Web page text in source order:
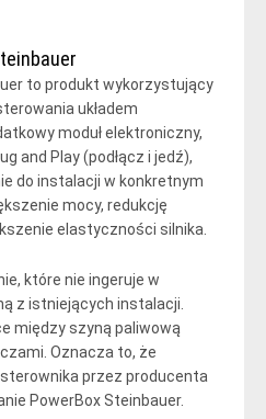
to produkt wykorzystujący
układem
moduł elektroniczny,
and Play (podłącz i jedź),
do instalacji w konkretnym
mocy, redukcję
elastyczności silnika.
które nie ingeruje w
z istniejących instalacji.
między szyną paliwową
Oznacza to, że
przez producenta
PowerBox Steinbauer.